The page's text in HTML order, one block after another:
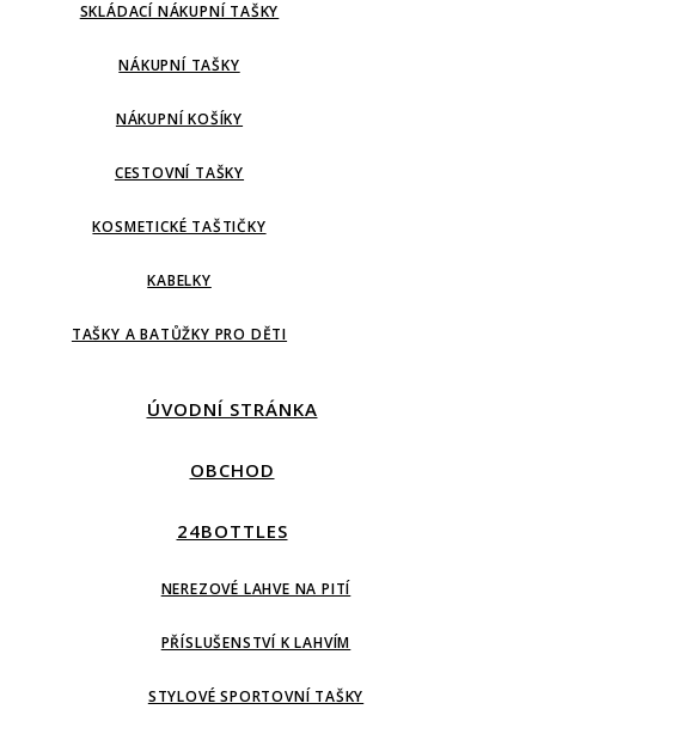
SKLÁDACÍ NÁKUPNÍ TAŠKY
NÁKUPNÍ TAŠKY
NÁKUPNÍ KOŠÍKY
CESTOVNÍ TAŠKY
KOSMETICKÉ TAŠTIČKY
KABELKY
TAŠKY A BATŮŽKY PRO DĚTI
ÚVODNÍ STRÁNKA
OBCHOD
24BOTTLES
NEREZOVÉ LAHVE NA PITÍ
PŘÍSLUŠENSTVÍ K LAHVÍM
STYLOVÉ SPORTOVNÍ TAŠKY